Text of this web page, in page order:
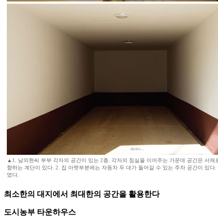
▲1. 남의현씨 부부 각자의 공간이 있는 2층. 각자의 침실을 이어주는 가운데 공간은 서재
향하는 계단이 있다. 2. 집 아랫부분에는 자동차 두 대가 들어갈 수 있는 주차 공간이 있다
몄다.
최소한의 대지에서 최대한의 공간을 활용한다
도시농부 타운하우스